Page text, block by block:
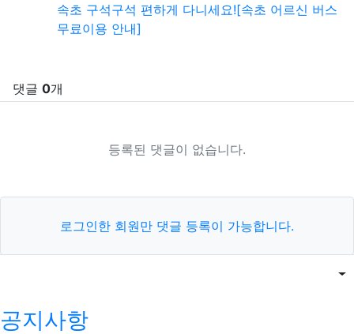
속초 구석구석 편하게 다니세요![속초 어르신 버스
무료이용 안내]
댓글 0개
등록된 댓글이 없습니다.
로그인한 회원만 댓글 등록이 가능합니다.
목록게
공지사항